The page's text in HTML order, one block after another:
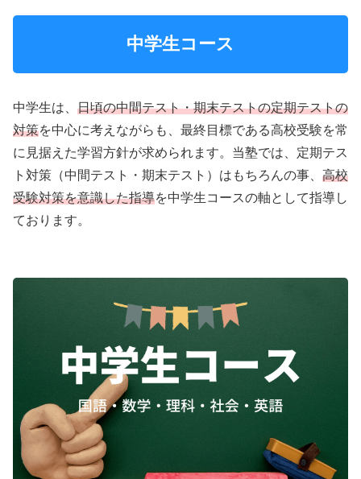
中学生コース
中学生は、 日頃の中間テスト・期末テストの定期テストの
対策を中心に考えながらも、最終目標である高校受験を常
に見据えた学習方針が求められます。当塾では、定期テス
ト対策（中間テスト・期末テスト）はもちろんの事、 高校
受験対策を意識した指導を中学生コースの軸として指導し
ております。